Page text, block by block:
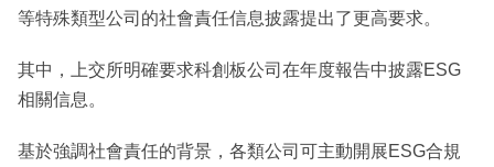
等特殊類型公司的社會責任信息披露提出了更高要求。
其中，上交所明確要求科創板公司在年度報告中披露ESG
相關信息。
基於強調社會責任的背景，各類公司可主動開展ESG合規